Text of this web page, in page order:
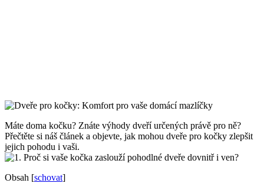
Máte doma ‌kočku? ⁢Znáte⁢ výhody dveří⁢ určených ⁤právě pro ně?
Přečtěte ⁣si náš článek a‌ objevte, jak mohou dveře pro kočky ⁣zlepšit
jejich ‍pohodu i​ vaši.
Obsah [schovat]